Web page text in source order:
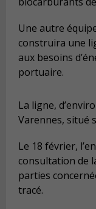
Une autre
construira une
aux besoins
portuaire.
La ligne,
Varennes, situé
Le 18 février,
consultation de
parties
tracé.